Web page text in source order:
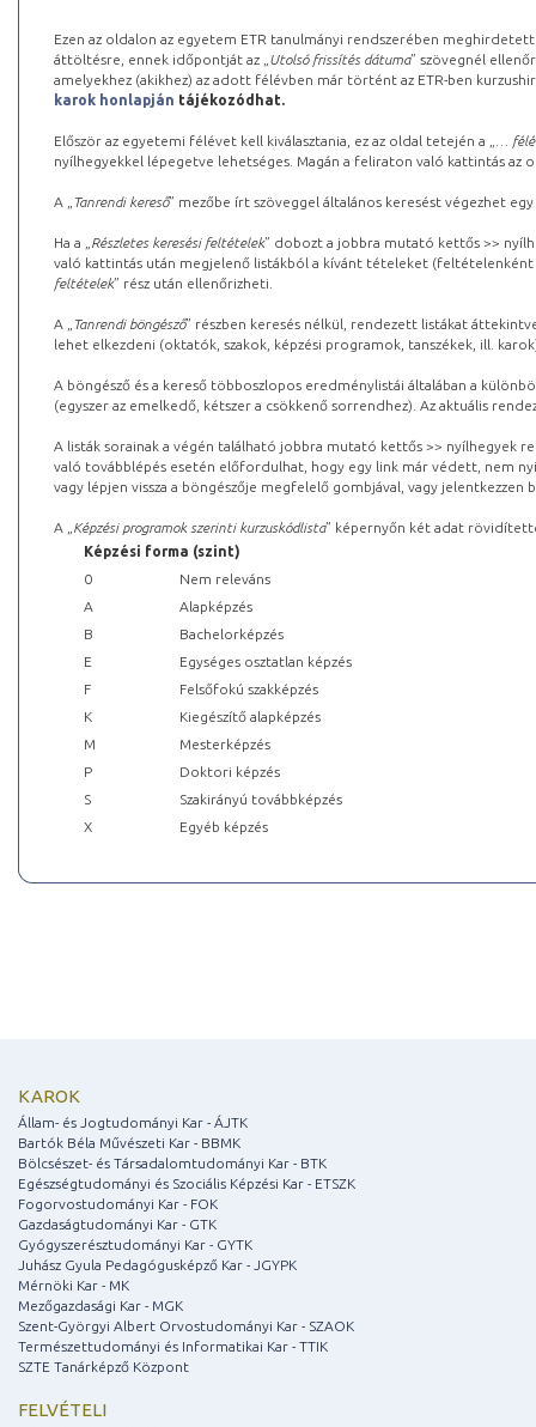
Ezen az oldalon az egyetem ETR tanulmányi rendszerében
áttöltésre, ennek időpontját az „ Utolsó frissítés dátuma” szövegnél
amelyekhez (akikhez) az adott félévben már történt az ETR-ben
karok honlapján tájékozódhat.
Először az egyetemi félévet kell kiválasztania, ez az oldal tetején a „
…
nyílhegyekkel lépegetve lehetséges. Magán a feliraton való kattintás az
A „ Tanrendi kereső” mezőbe írt szöveggel általános keresést végezhet
Ha a „ Részletes keresési feltételek” dobozt a jobbra mutató kettős >>
való kattintás után megjelenő listákból a kívánt tételeket (feltételenként
feltételek” rész után ellenőrizheti.
A „ Tanrendi böngésző” részben keresés nélkül, rendezett listákat
lehet elkezdeni (oktatók, szakok, képzési programok, tanszékek, ill.
A böngésző és a kereső többoszlopos eredménylistái általában a
(egyszer az emelkedő, kétszer a csökkenő sorrendhez). Az aktuális
A listák sorainak a végén található jobbra mutató kettős >> nyílhegyek
való továbblépés esetén előfordulhat, hogy egy link már védett, nem
vagy lépjen vissza a böngészője megfelelő gombjával, vagy
A „ Képzési programok szerinti kurzuskódlista” képernyőn két adat
Képzési forma (szint)
0
Nem releváns
A
Alapképzés
B
Bachelorképzés
E
Egységes osztatlan képzés
F
Felsőfokú szakképzés
K
Kiegészítő alapképzés
M
Mesterképzés
P
Doktori képzés
S
Szakirányú továbbképzés
X
Egyéb képzés
KAROK
Állam- és Jogtudományi Kar - ÁJTK
Bartók Béla Művészeti Kar - BBMK
Bölcsészet- és Társadalomtudományi Kar - BTK
Egészségtudományi és Szociális Képzési Kar - ETSZK
Fogorvostudományi Kar - FOK
Gazdaságtudományi Kar - GTK
Gyógyszerésztudományi Kar - GYTK
Juhász Gyula Pedagógusképző Kar - JGYPK
Mérnöki Kar - MK
Mezőgazdasági Kar - MGK
Szent-Györgyi Albert Orvostudományi Kar - SZAOK
Természettudományi és Informatikai Kar - TTIK
SZTE Tanárképző Központ
FELVÉTELI